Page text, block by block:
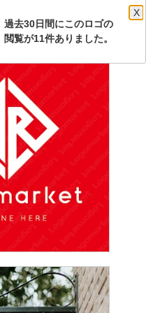
過去30日間にこのロゴの
X
閲覧が11件ありました。